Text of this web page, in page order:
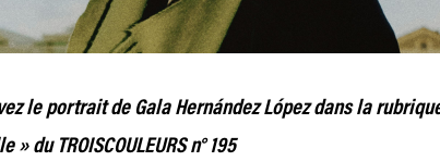
le portrait de Gala Hernández López dans la
» du TROISCOULEURS n° 195